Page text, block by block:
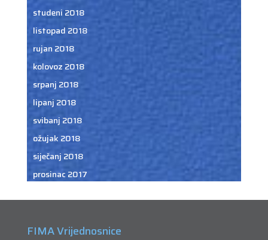
studeni 2018
listopad 2018
rujan 2018
kolovoz 2018
srpanj 2018
lipanj 2018
svibanj 2018
ožujak 2018
siječanj 2018
prosinac 2017
FIMA Vrijednosnice